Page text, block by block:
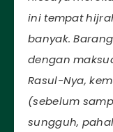
ini tempat
banyak.
dengan
Rasul-Nya,
(sebelum
sungguh,